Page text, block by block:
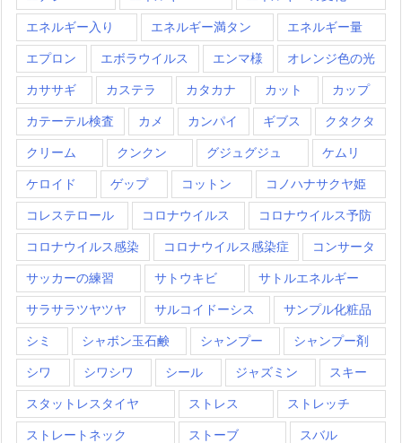
エネルギー入り エネルギー満タン エネルギー量
エプロン エボラウイルス エンマ様 オレンジ色の光
カササギ カステラ カタカナ カット カップ
カテーテル検査 カメ カンパイ ギブス クタクタ
クリーム クンクン グジュグジュ ケムリ
ケロイド ゲップ コットン コノハナサクヤ姫
コレステロール コロナウイルス コロナウイルス予防
コロナウイルス感染 コロナウイルス感染症 コンサータ
サッカーの練習 サトウキビ サトルエネルギー
サラサラツヤツヤ サルコイドーシス サンプル化粧品
シミ シャボン玉石鹸 シャンプー シャンプー剤
シワ シワシワ シール ジャズミン スキー
スタットレスタイヤ ストレス ストレッチ
ストレートネック ストーブ スバル